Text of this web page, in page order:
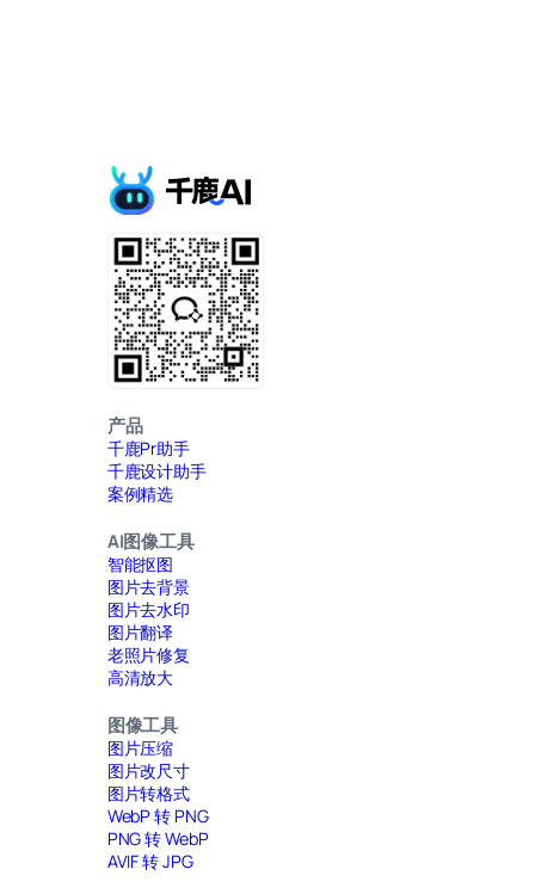
产品
千鹿Pr助手
千鹿设计助手
案例精选
AI图像工具
智能抠图
图片去背景
图片去水印
图片翻译
老照片修复
高清放大
图像工具
图片压缩
图片改尺寸
图片转格式
WebP 转 PNG
PNG 转 WebP
AVIF 转 JPG